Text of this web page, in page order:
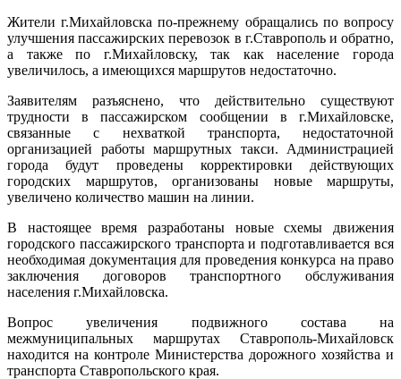
Жители г.Михайловска по-прежнему обращались по вопросу
улучшения пассажирских перевозок в г.Ставрополь и обратно,
а также по г.Михайловску, так как население города
увеличилось, а имеющихся маршрутов недостаточно.
Заявителям разъяснено, что действительно существуют
трудности в пассажирском сообщении в г.Михайловске,
связанные с нехваткой транспорта, недостаточной
организацией работы маршрутных такси. Администрацией
города будут проведены корректировки действующих
городских маршрутов, организованы новые маршруты,
увеличено количество машин на линии.
В настоящее время разработаны новые схемы движения
городского пассажирского транспорта и подготавливается вся
необходимая документация для проведения конкурса на право
заключения договоров транспортного обслуживания
населения г.Михайловска.
Вопрос увеличения подвижного состава на
межмуниципальных маршрутах Ставрополь-Михайловск
находится на контроле Министерства дорожного хозяйства и
транспорта Ставропольского края.